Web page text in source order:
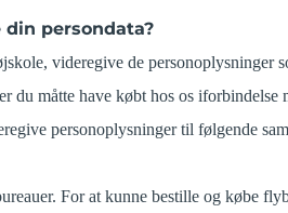
persondata?
videregive de personoplysninger
du måtte have købt hos os iforbindelse
personoplysninger til følgende
For at kunne bestille og købe